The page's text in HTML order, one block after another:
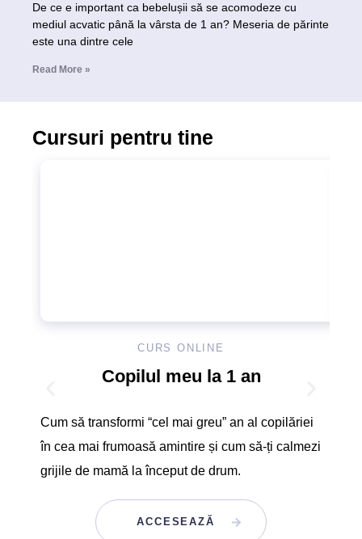
De ce e important ca bebelușii să se acomodeze cu
mediul acvatic până la vârsta de 1 an? Meseria de părinte
este una dintre cele
Read More »
Cursuri pentru tine
CURS ONLINE
Copilul meu la 1 an
Cum să transformi “cel mai greu” an al copilăriei
în cea mai frumoasă amintire și cum să-ți calmezi
grijile de mamă la început de drum.
ACCESEAZĂ